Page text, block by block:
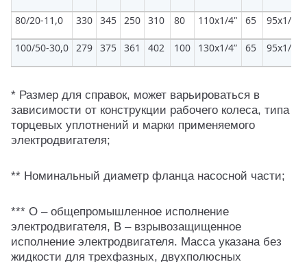
80/20-11,0 330 345 250 310 80 110x1/4" 65 95х1/6"
100/50-30,0 279 375 361 402 100 130x1/4” 65 95х1/6"
* Размер для справок, может варьироваться в
зависимости от конструкции рабочего колеса, типа
торцевых уплотнений и марки применяемого
электродвигателя;
** Номинальный диаметр фланца насосной части;
*** О – общепромышленное исполнение
электродвигателя, В – взрывозащищенное
исполнение электродвигателя. Масса указана без
жидкости для трехфазных, двухполюсных